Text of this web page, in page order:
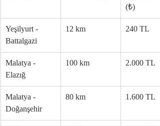
(₺)
Yeşilyurt -
Battalgazi
12 km 240 TL
Malatya -
Elazığ
100 km 2.000 TL
Malatya -
Doğanşehir
80 km 1.600 TL